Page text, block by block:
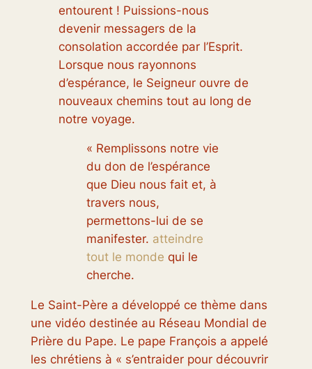
entourent ! Puissions-nous
devenir messagers de la
consolation accordée par l’Esprit.
Lorsque nous rayonnons
d’espérance, le Seigneur ouvre de
nouveaux chemins tout au long de
notre voyage.
« Remplissons notre vie
du don de l’espérance
que Dieu nous fait et, à
travers nous,
permettons-lui de se
manifester. atteindre
tout le monde qui le
cherche.
Le Saint-Père a développé ce thème dans
une vidéo destinée au Réseau Mondial de
Prière du Pape. Le pape François a appelé
les chrétiens à « s’entraider pour découvrir